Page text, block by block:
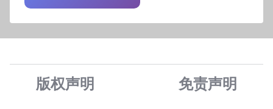
版权声明 免责声明